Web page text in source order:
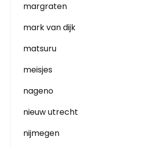
margraten
mark van dijk
matsuru
meisjes
nageno
nieuw utrecht
nijmegen